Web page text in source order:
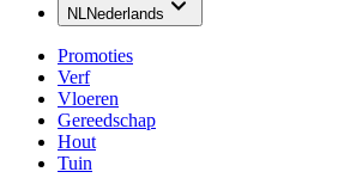
NLNederlands
Promoties
Verf
Vloeren
Gereedschap
Hout
Tuin